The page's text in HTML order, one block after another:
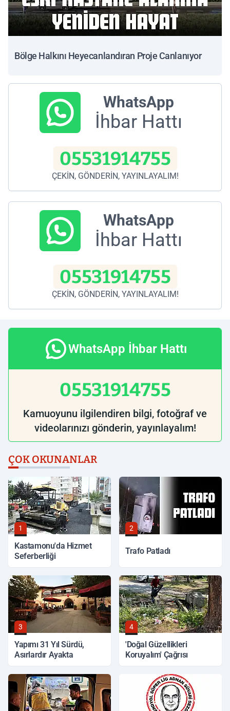
Bölge Halkını Heyecanlandıran Proje Canlanıyor
WhatsApp
İhbar Hattı
05531914755
ÇEKİN, GÖNDERİN, YAYINLAYALIM!
WhatsApp
İhbar Hattı
05531914755
ÇEKİN, GÖNDERİN, YAYINLAYALIM!
WhatsApp İhbar Hattı
05531914755
Kamuoyunu ilgilendiren bilgi, fotoğraf ve
videolarınızı gönderin, yayınlayalım!
ÇOK OKUNANLAR
1
Kastamonu'da Hizmet
Seferberliği
2
Trafo Patladı
3
Yapımı 31 Yıl Sürdü,
Asırlardır Ayakta
4
'Doğal Güzellikleri
Koruyalım' Çağrısı